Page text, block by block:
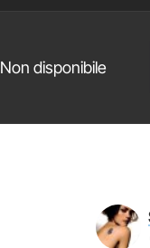
Non disponibile